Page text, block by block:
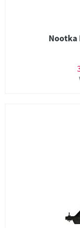
Nootka